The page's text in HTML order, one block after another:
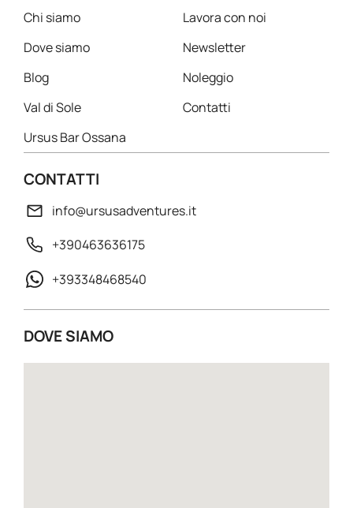
Chi siamo
Dove siamo
Blog
Val di Sole
Ursus Bar Ossana
Lavora con noi
Newsletter
Noleggio
Contatti
CONTATTI
info@ursusadventures.it
+390463636175
+393348468540
DOVE SIAMO